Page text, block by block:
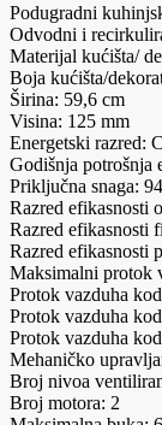
Podugradni
Odvodni i
Materijal kućišta/
Boja kućišta/
Širina: 59,6 cm
Visina: 125 mm
Energetski razred: C
Godišnja potrošnja
Priključna snaga:
Razred efikasnosti
Razred efikasnosti
Razred efikasnosti
Maksimalni protok
Protok vazduha
Protok vazduha
Protok vazduha
Mehaničko
Broj nivoa
Broj motora: 2